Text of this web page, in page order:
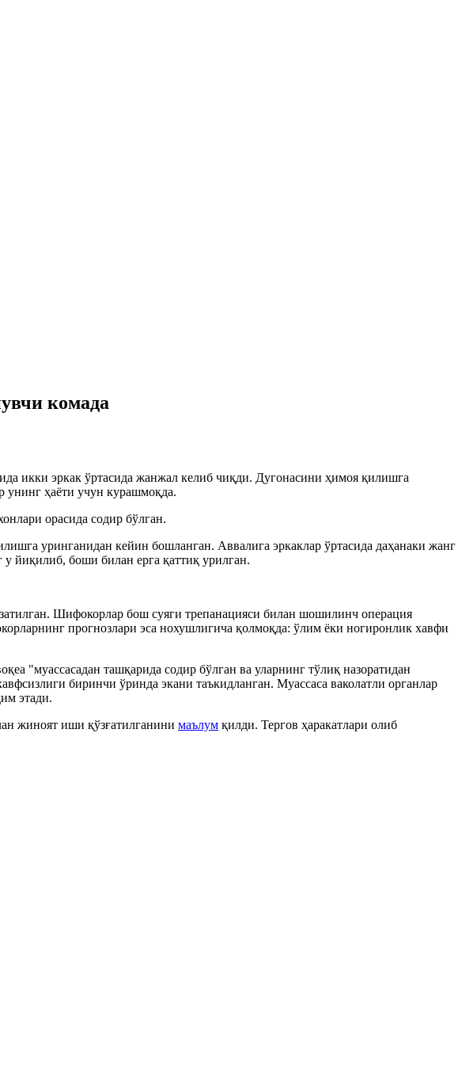
комада
икки эркак ўртасида жанжал келиб чиқди. Дугонасини ҳимоя қилишга
ҳаёти учун курашмоқда.
орасида содир бўлган.
уринганидан кейин бошланган. Аввалига эркаклар ўртасида даҳанаки жанг
йиқилиб, боши билан ерга қаттиқ урилган.
Шифокорлар бош суяги трепанацияси билан шошилинч операция
прогнозлари эса нохушлигича қолмоқда: ўлим ёки ногиронлик хавфи
"муассасадан ташқарида содир бўлган ва уларнинг тўлиқ назоратидан
биринчи ўринда экани таъкидланган. Муассаса ваколатли органлар
этади.
жиноят иши қўзғатилганини маълум қилди. Тергов ҳаракатлари олиб